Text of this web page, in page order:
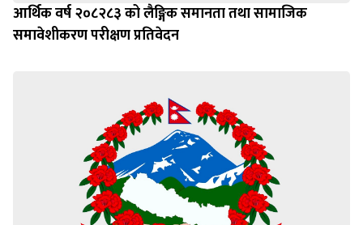
आर्थिक वर्ष २०८२८३ को लैङ्गिक समानता तथा सामाजिक
समावेशीकरण परीक्षण प्रतिवेदन